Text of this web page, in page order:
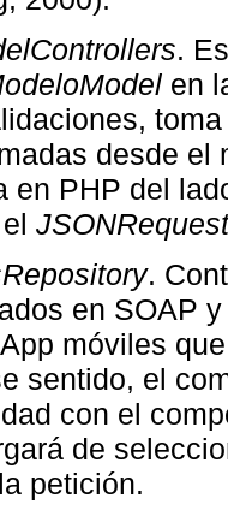
.
en
desde el
en PHP del
JSONRequest
.
en SOAP
móviles
sentido, el
con el
de
petición.